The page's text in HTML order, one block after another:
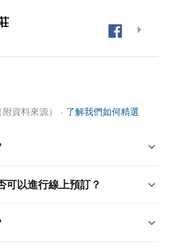
資料來源） · 了解我們如何精選
可以進行線上預訂？